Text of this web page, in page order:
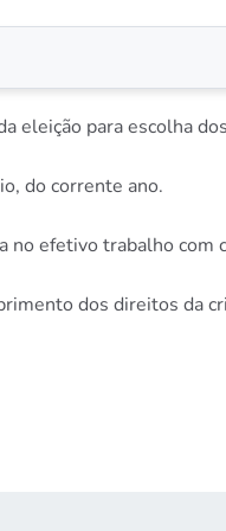
eleição para escolha
do corrente ano.
efetivo trabalho com
dos direitos da